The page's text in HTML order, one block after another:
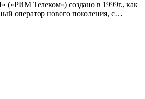
Телеком») создано в 1999г., как
оператор нового поколения, с…